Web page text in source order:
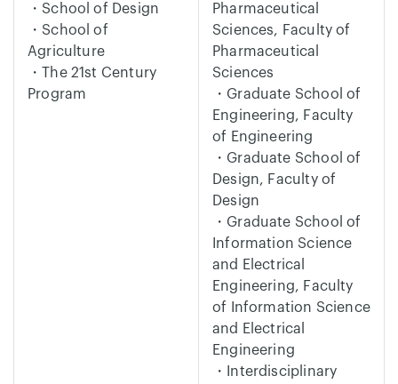
・School of Design
・School of
Agriculture
・The 21st Century
Program
Pharmaceutical
Sciences, Faculty of
Pharmaceutical
Sciences
・Graduate School of
Engineering, Faculty
of Engineering
・Graduate School of
Design, Faculty of
Design
・Graduate School of
Information Science
and Electrical
Engineering, Faculty
of Information Science
and Electrical
Engineering
・Interdisciplinary